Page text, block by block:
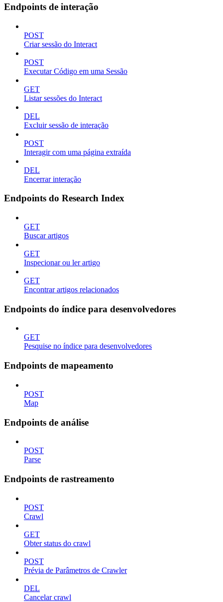
Endpoints de interação
POST
Criar sessão do Interact
POST
Executar Código em uma Sessão
GET
Listar sessões do Interact
DEL
Excluir sessão de interação
POST
Interagir com uma página extraída
DEL
Encerrar interação
Endpoints do Research Index
GET
Buscar artigos
GET
Inspecionar ou ler artigo
GET
Encontrar artigos relacionados
Endpoints do índice para desenvolvedores
GET
Pesquise no índice para desenvolvedores
Endpoints de mapeamento
POST
Map
Endpoints de análise
POST
Parse
Endpoints de rastreamento
POST
Crawl
GET
Obter status do crawl
POST
Prévia de Parâmetros de Crawler
DEL
Cancelar crawl